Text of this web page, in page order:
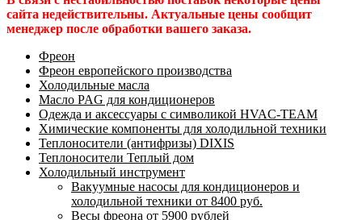
сайта недействительны. Актуальные цены сообщит
менеджер после обработки вашего заказа.
Фреон
Фреон европейского производства
Холодильные масла
Масло PAG для кондиционеров
Одежда и аксессуары с символикой HVAC-TEAM
Химические компоненты для холодильной техники
Теплоносители (антифризы) DIXIS
Теплоносители Теплый дом
Холодильный инструмент
Вакуумные насосы для кондиционеров и
холодильной техники от 8400 руб.
Весы фреона от 5900 рублей